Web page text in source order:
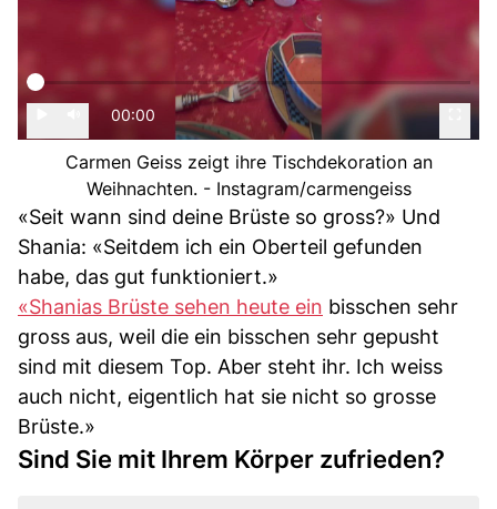
00:00
Carmen Geiss zeigt ihre Tischdekoration an
Weihnachten. - Instagram/carmengeiss
«Seit wann sind deine Brüste so gross?» Und
Shania: «Seitdem ich ein Oberteil gefunden
habe, das gut funktioniert.»
«Shanias Brüste sehen heute ein bisschen sehr
gross aus, weil die ein bisschen sehr gepusht
sind mit diesem Top. Aber steht ihr. Ich weiss
auch nicht, eigentlich hat sie nicht so grosse
Brüste.»
Sind Sie mit Ihrem Körper zufrieden?